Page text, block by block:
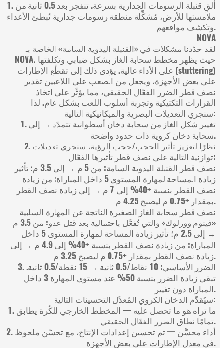
1. ألقِ قنبلة الرسومات الجدارية بسرعة. تنفجر بعد 0.5 ثانية من
ملامستها للأرض، مُشكِّلة منطقة رسومات جدارية تُبطئ الأعداء
وتكشف مواقعهم.
NOVA
لقد حدّدنا مشكلات في «القنبلة اليدوية السامة» الخاصة بـ
NOVA، حيث يظهر مخطط سحابة الغاز بشكل ضبابي وتكلفتها
على الأداء عالية. يؤدي ذلك إلى تقطّع الإطارات (stuttering)
على بعض الأجهزة، ويجعل من الصعب على اللاعبين تقدير
نصف قطر الضرر الفعّال الحقيقي، مما يؤثّر على اتخاذ
القرارات التكتيكية وتجربة أسلوب اللعب بشكل عام. لذا
سنجري التعديلات البصرية والميكانيكية التالية:
1. تغيير شكل الغاز من سحابة دخان أسطوانية تتمدّد → إلى
سحابة دخان كروية ذات حدود واضحة.
2. نظرًا لتعزيز تأثير الحجب/حجب الرؤية، سنجري تعديلات
توازنية التالية على نصف قطر تأثيرها الفعّال:
نصف قطر القنبلة اليدوية السامة: من 5 م → إلى 3.5 م؛ تأثير
زيادة المساحة لمهارة المستوى 5 داخل المباراة: من زيادة
نصف القطر بنسبة +40% إلى 7 م → إلى زيادة نصف القطر
بمقدار +0.75 م ليصبح 4.25 م.
نصف قطر سحابة الغاز الصغيرة الناتجة عن المهارة السلبية
«فينوم وورلوك» والتي تُفعَّل باحتمالية بعد قتل عدو: من 3.5 م
→ إلى 2.5 م؛ تأثير زيادة المساحة لمهارة المستوى 5 داخل
المباراة: من زيادة نصف القطر بنسبة +40% إلى 4.9 م → إلى
زيادة نصف القطر بمقدار +0.75 م ليصبح 3.25 م.
3. الضرر الأساسي: 10 نقاط/0.5 ثانية → 15 نقطة/0.5 ثانية.
تبقى زيادة الضرر بنسبة 50% عند مستوى المهارة 3 داخل
المباراة دون تغيير.
سيُقدِّم الدخان الكروي المُعدَّل التحسينات التالية:
1. ما تراه هو ما تحصل عليه — المخطط الخارجي للكُرة يطابق
تمامًا نطاق الضرر الفعّال الحقيقي.
2. أداء محسَّن — تم تحسين إعدادات الإنتاج، مع تحسّن ملحوظ
في معدل الإطارات على بعض الأجهزة.